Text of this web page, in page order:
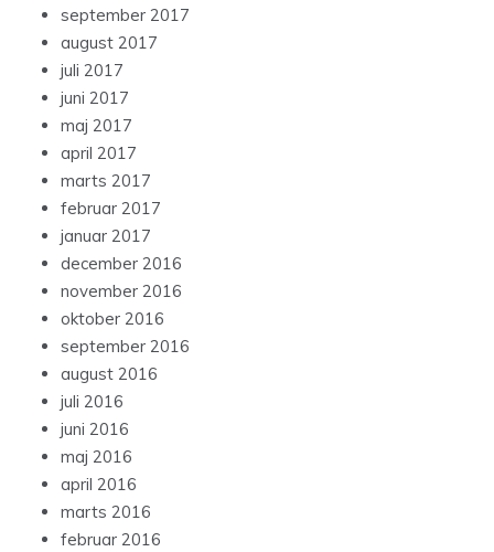
september 2017
august 2017
juli 2017
juni 2017
maj 2017
april 2017
marts 2017
februar 2017
januar 2017
december 2016
november 2016
oktober 2016
september 2016
august 2016
juli 2016
juni 2016
maj 2016
april 2016
marts 2016
februar 2016